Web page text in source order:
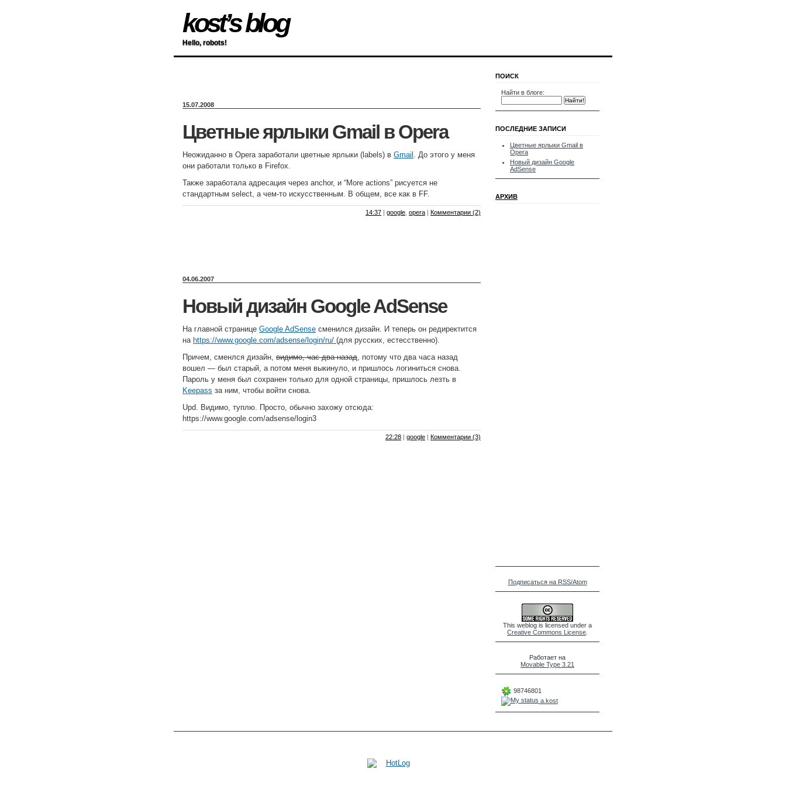
kost’s blog
Hello, robots!
15.07.2008
Цветные ярлыки Gmail в Opera
Неожиданно в Opera заработали цветные ярлыки (labels) в Gmail . До этого у меня
они работали только в Firefox.
Также заработала адресация через anchor, и “More actions” рисуется не
стандартным select, а чем-то искусственным. В общем, все как в FF.
14:37 | google opera | Комментарии (2)
04.06.2007
Новый дизайн Google AdSense
На главной странице Google AdSense сменился дизайн. И теперь он редиректится
на https://www.google.com/adsense/login/ru/ (для русских, естесственно).
Причем, сменлся дизайн, видимо, час-два назад, потому что два часа назад
вошел — был старый, а потом меня выкинуло, и пришлось логиниться снова.
Пароль у меня был сохранен только для одной страницы, пришлось лезть в
Keepass за ним, чтобы войти снова.
Upd. Видимо, туплю. Просто, обычно захожу отсюда:
https://www.google.com/adsense/login3
22:28 | google | Комментарии (3)
ПОИСК
Найти в блоге:
ПОСЛЕДНИЕ ЗАПИСИ
Цветные ярлыки Gmail в
Opera
Новый дизайн Google
AdSense
АРХИВ
Подписаться на RSS/Atom
This weblog is licensed under a
Creative Commons License
Работает на
Movable Type 3.21
98746801
a.kost